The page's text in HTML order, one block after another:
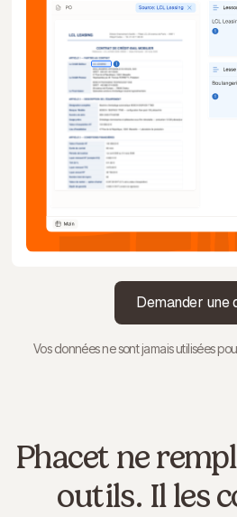
Demander une
Vos données ne sont jamais utilisées
Phacet ne
outils. Il les